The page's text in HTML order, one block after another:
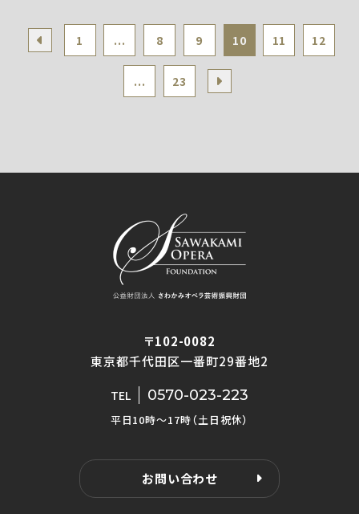
1 ... 8 9 10 11 12
... 23
〒102-0082
東京都千代田区一番町29番地2
TEL 0570-023-223
平日10時〜17時（土日祝休）
お問い合わせ